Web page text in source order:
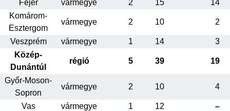
Fejér vármegye 2 15
14
Komárom-
Esztergom
vármegye 2 10 2
Veszprém vármegye 1 14
3
Közép-
Dunántúl
régió 5 39 19
Győr-Moson-
Sopron
vármegye 2 10 4
Vas vármegye 1 12
–